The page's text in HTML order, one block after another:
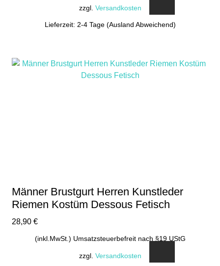
zzgl. Versandkosten
Lieferzeit: 2-4 Tage (Ausland Abweichend)
Männer Brustgurt Herren Kunstleder
Riemen Kostüm Dessous Fetisch
28,90 €
(inkl.MwSt.) Umsatzsteuerbefreit nach §19 UStG
zzgl. Versandkosten